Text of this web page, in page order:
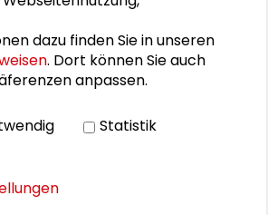
dazu finden Sie in unseren
. Dort können Sie auch
anpassen.
Statistik